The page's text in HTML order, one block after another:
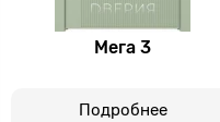
Мега 3
Подробнее